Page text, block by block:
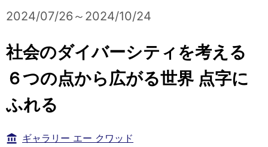
2024/07/26～2024/10/24
社会のダイバーシティを考える
６つの点から広がる世界 点字に
ふれる
ギャラリー エー クワッド